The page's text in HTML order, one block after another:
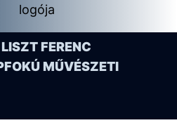
FERENC
MŰVÉSZETI